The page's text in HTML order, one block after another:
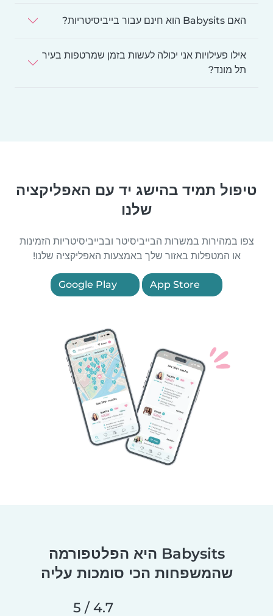
האם Babysits הוא חינם עבור בייביסיטריות?
אילו פעילויות אני יכולה לעשות בזמן שמרטפות בעיר
תל מונד?
טיפול תמיד בהישג יד עם האפליקציה
שלנו
צפו במהירות במשרות הבייביסיטר ובבייביסיטריות הזמינות
או המטפלות באזור שלך באמצעות האפליקציה שלנו!
Babysits היא הפלטפורמה
שהמשפחות הכי סומכות עליה
4.7 / 5